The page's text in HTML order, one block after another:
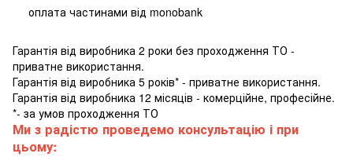
оплата частинами від monobank
Гарантія від виробника 2 роки без проходження ТО -
приватне використання.
Гарантія від виробника 5 років* - приватне використання.
Гарантія від виробника 12 місяців - комерційне, професійне.
*- за умов проходження ТО
Ми з радістю проведемо консультацію і при
цьому: